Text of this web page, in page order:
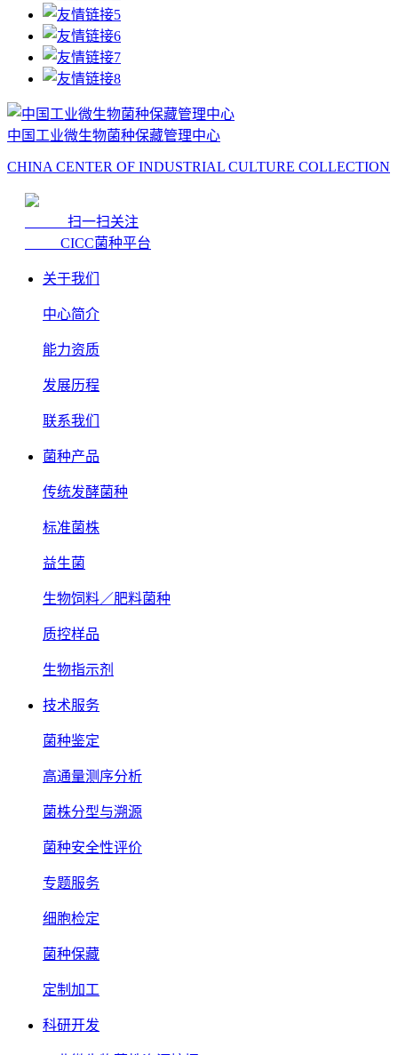
中国工业微生物菌种保藏管理中心
CHINA CENTER OF INDUSTRIAL CULTURE COLLECTION
扫一扫关注
CICC菌种平台
关于我们
中心简介
能力资质
发展历程
联系我们
菌种产品
传统发酵菌种
标准菌株
益生菌
生物饲料／肥料菌种
质控样品
生物指示剂
技术服务
菌种鉴定
高通量测序分析
菌株分型与溯源
菌种安全性评价
专题服务
细胞检定
菌种保藏
定制加工
科研开发